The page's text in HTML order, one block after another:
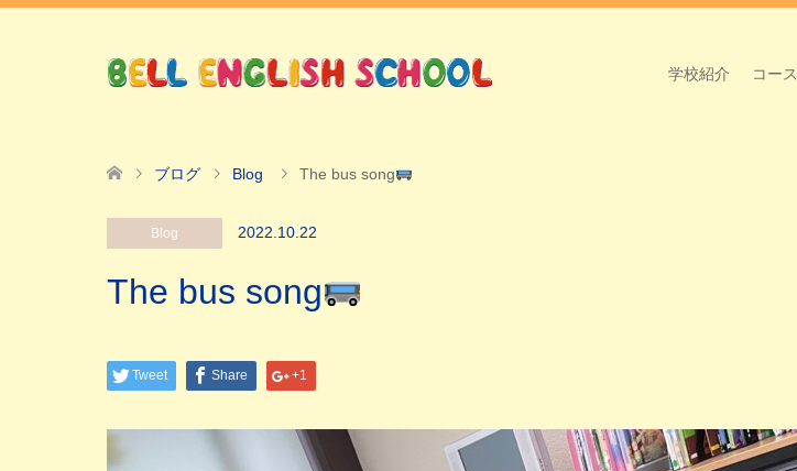
学校紹介 コース
ブログ Blog The bus song
Blog 2022.10.22
The bus song
Tweet Share +1